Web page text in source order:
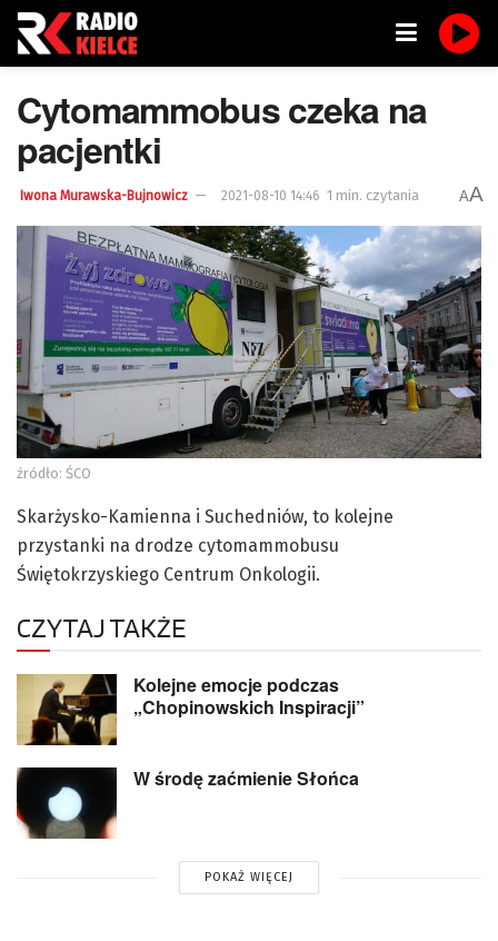
Cytomammobus czeka na
pacjentki
Iwona Murawska-Bujnowicz 2021-08-10 14:46 1 min. czytania AA
źródło: ŚCO
Skarżysko-Kamienna i Suchedniów, to kolejne
przystanki na drodze cytomammobusu
Świętokrzyskiego Centrum Onkologii.
CZYTAJ TAKŻE
Kolejne emocje podczas
„Chopinowskich Inspiracji”
W środę zaćmienie Słońca
POKAŻ WIĘCEJ